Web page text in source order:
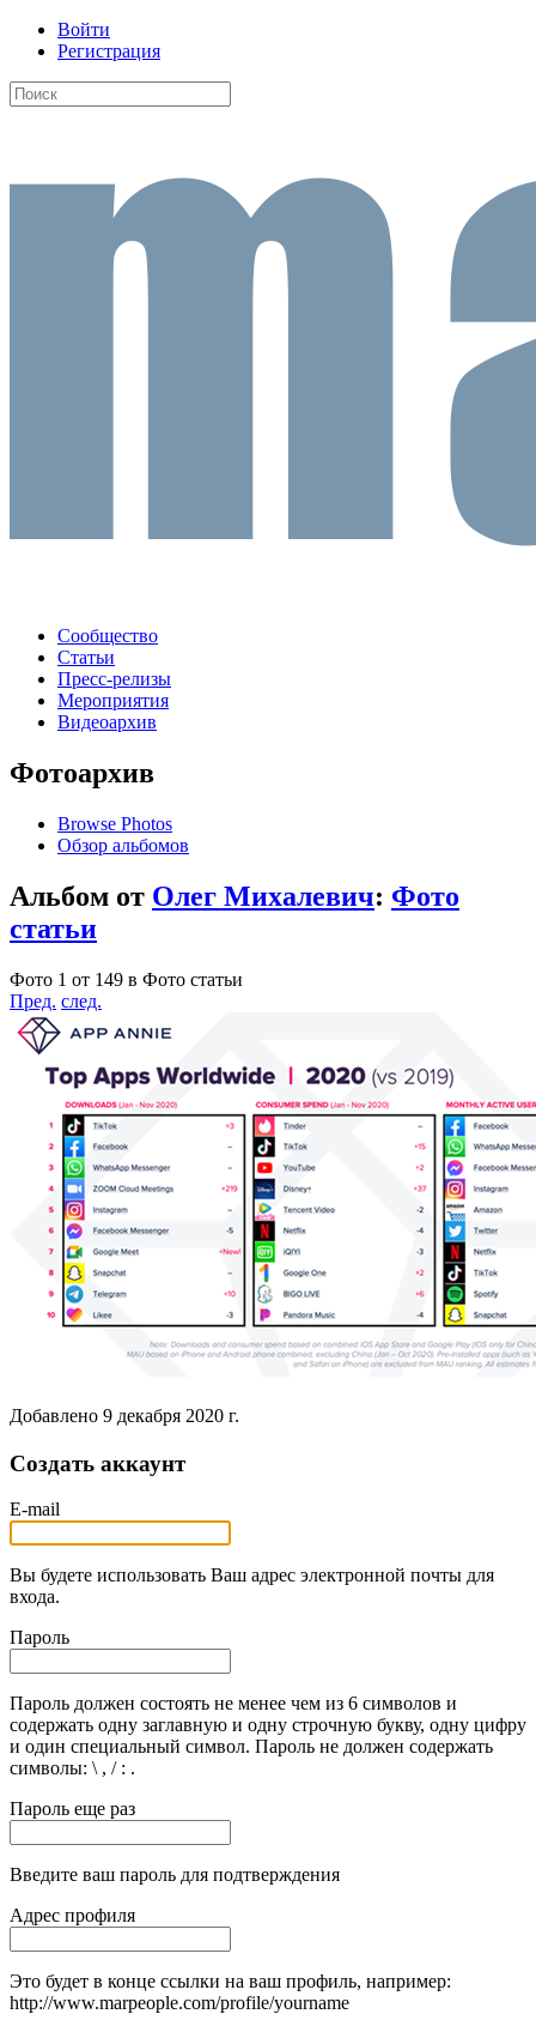
Войти
Регистрация
Сообщество
Статьи
Пресс-релизы
Мероприятия
Видеоархив
Фотоархив
Browse Photos
Обзор альбомов
Альбом от Олег Михалевич: Фото
статьи
Фото 1 от 149 в Фото статьи
Пред. след.
Добавлено 9 декабря 2020 г.
Создать аккаунт
E-mail
Вы будете использовать Ваш адрес электронной почты для
входа.
Пароль
Пароль должен состоять не менее чем из 6 символов и
содержать одну заглавную и одну строчную букву, одну цифру
и один специальный символ. Пароль не должен содержать
символы: \ , / : .
Пароль еще раз
Введите ваш пароль для подтверждения
Адрес профиля
Это будет в конце ссылки на ваш профиль, например:
http://www.marpeople.com/profile/yourname